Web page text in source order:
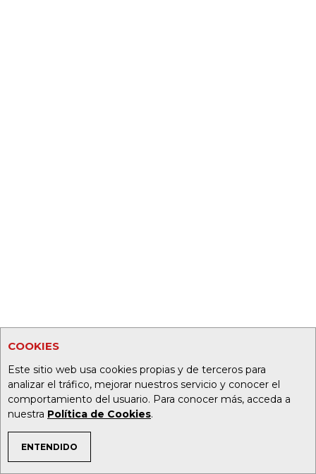
COOKIES
Este sitio web usa cookies propias y de terceros para
analizar el tráfico, mejorar nuestros servicio y conocer el
comportamiento del usuario. Para conocer más, acceda a
nuestra Política de Cookies.
ENTENDIDO
TEMAS DE INTERÉS